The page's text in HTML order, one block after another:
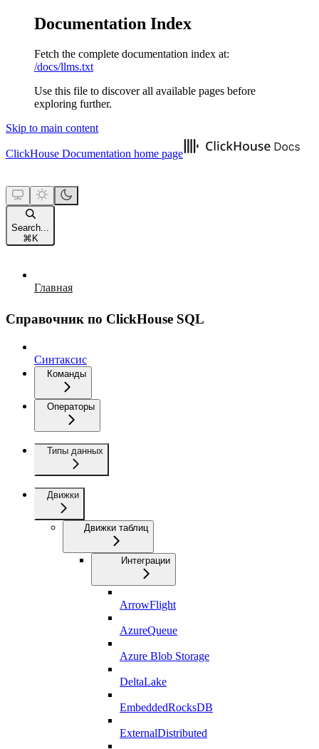
Documentation Index
Fetch the complete documentation index at:
/docs/llms.txt
Use this file to discover all available pages before
exploring further.
Skip to main content
ClickHouse Documentation home page
Search...
⌘ K
Главная
Справочник по ClickHouse SQL
Синтаксис
Команды
Операторы
Типы данных
Движки
Движки таблиц
Интеграции
ArrowFlight
AzureQueue
Azure Blob Storage
DeltaLake
EmbeddedRocksDB
ExternalDistributed